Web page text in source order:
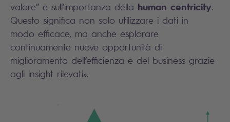
valore” e sull’importanza della human centricity.
Questo significa non solo utilizzare i dati in
modo efficace, ma anche esplorare
continuamente nuove opportunità di
miglioramento dell’efficienza e del business grazie
agli insight rilevati».